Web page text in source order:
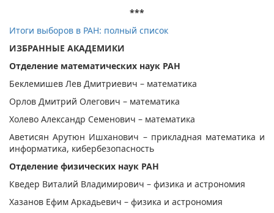
***
Итоги выборов в РАН: полный список
ИЗБРАННЫЕ АКАДЕМИКИ
Отделение математических наук РАН
Беклемишев Лев Дмитриевич – математика
Орлов Дмитрий Олегович – математика
Холево Александр Семенович – математика
Аветисян Арутюн Ишханович – прикладная математика и
информатика, кибербезопасность
Отделение физических наук РАН
Кведер Виталий Владимирович – физика и астрономия
Хазанов Ефим Аркадьевич – физика и астрономия